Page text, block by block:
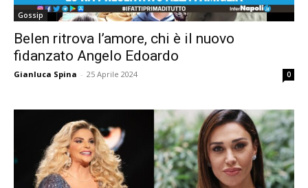
Gossip
Belen ritrova l’amore, chi è il nuovo
fidanzato Angelo Edoardo
Gianluca Spina - 25 Aprile 2024 0